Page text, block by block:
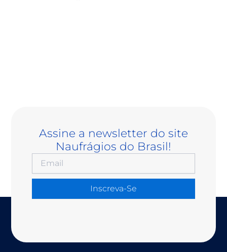
Assine a newsletter do site
Naufrágios do Brasil!
Inscreva-Se